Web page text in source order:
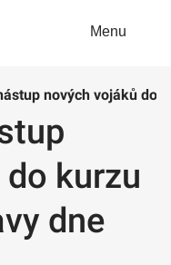
Menu
nových vojáků do
kurzu
dne